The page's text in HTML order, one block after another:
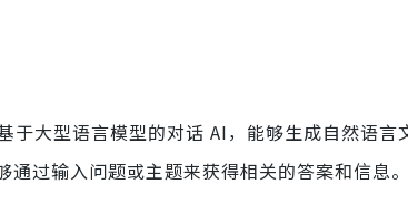
于大型语言模型的对话 AI，能够生成自然语
过输入问题或主题来获得相关的答案和信息。